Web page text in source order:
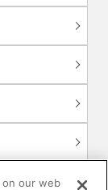
on our web